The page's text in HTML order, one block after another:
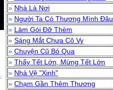
» Nhà Là Nơi
» Người Ta Có Thương Mình Đâu
» Làm Gói Đỡ Thèm
» Sáng Mắt Chưa Cô Vy
» Chuyện Cũ Bỏ Qua
» Thấy Tết Lớn, Mừng Tết Lớn
» Nhà Vệ "Xinh"
» Chạm Gần Thêm Thương